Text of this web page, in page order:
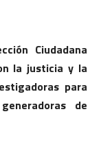
Ciudadana
la justicia y la
para
de